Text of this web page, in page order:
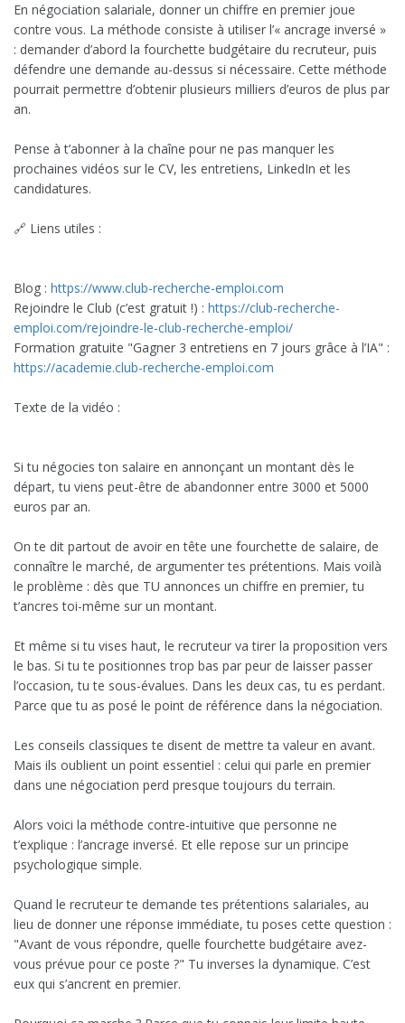
En négociation salariale, donner un chiffre en premier joue
contre vous. La méthode consiste à utiliser l’« ancrage inversé »
: demander d’abord la fourchette budgétaire du recruteur, puis
défendre une demande au-dessus si nécessaire. Cette méthode
pourrait permettre d’obtenir plusieurs milliers d’euros de plus par
an.
Pense à t’abonner à la chaîne pour ne pas manquer les
prochaines vidéos sur le CV, les entretiens, LinkedIn et les
candidatures.
🔗 Liens utiles :
Blog : https://www.club-recherche-emploi.com
Rejoindre le Club (c’est gratuit !) : https://club-recherche-
emploi.com/rejoindre-le-club-recherche-emploi/
Formation gratuite "Gagner 3 entretiens en 7 jours grâce à l’IA" :
https://academie.club-recherche-emploi.com
Texte de la vidéo :
Si tu négocies ton salaire en annonçant un montant dès le
départ, tu viens peut-être de abandonner entre 3000 et 5000
euros par an.
On te dit partout de avoir en tête une fourchette de salaire, de
connaître le marché, de argumenter tes prétentions. Mais voilà
le problème : dès que TU annonces un chiffre en premier, tu
t’ancres toi-même sur un montant.
Et même si tu vises haut, le recruteur va tirer la proposition vers
le bas. Si tu te positionnes trop bas par peur de laisser passer
l’occasion, tu te sous-évalues. Dans les deux cas, tu es perdant.
Parce que tu as posé le point de référence dans la négociation.
Les conseils classiques te disent de mettre ta valeur en avant.
Mais ils oublient un point essentiel : celui qui parle en premier
dans une négociation perd presque toujours du terrain.
Alors voici la méthode contre-intuitive que personne ne
t’explique : l’ancrage inversé. Et elle repose sur un principe
psychologique simple.
Quand le recruteur te demande tes prétentions salariales, au
lieu de donner une réponse immédiate, tu poses cette question :
"Avant de vous répondre, quelle fourchette budgétaire avez-
vous prévue pour ce poste ?" Tu inverses la dynamique. C’est
eux qui s’ancrent en premier.